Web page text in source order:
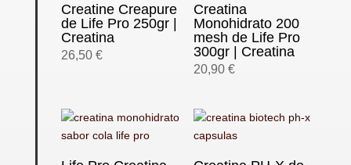
Creatine Creapure
de Life Pro 250gr |
Creatina
26,50 €
Creatina
Monohidrato 200
mesh de Life Pro
300gr | Creatina
20,90 €